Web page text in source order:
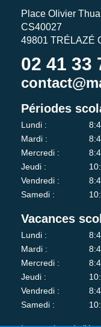
Place Olivier
CS40027
49801 TRÉLAZÉ
02 41 33
Périodes
Lundi :
Mardi :
Mercredi :
Jeudi :
Vendredi :
Samedi :
Vacances
Lundi :
Mardi :
Mercredi :
Jeudi :
Vendredi :
Samedi :